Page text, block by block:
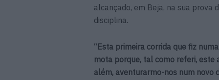
alcançado, em Beja, na sua prova
disciplina.
“Esta primeira corrida que fiz
mota porque, tal como referi, este
além, aventurarmo-nos num novo